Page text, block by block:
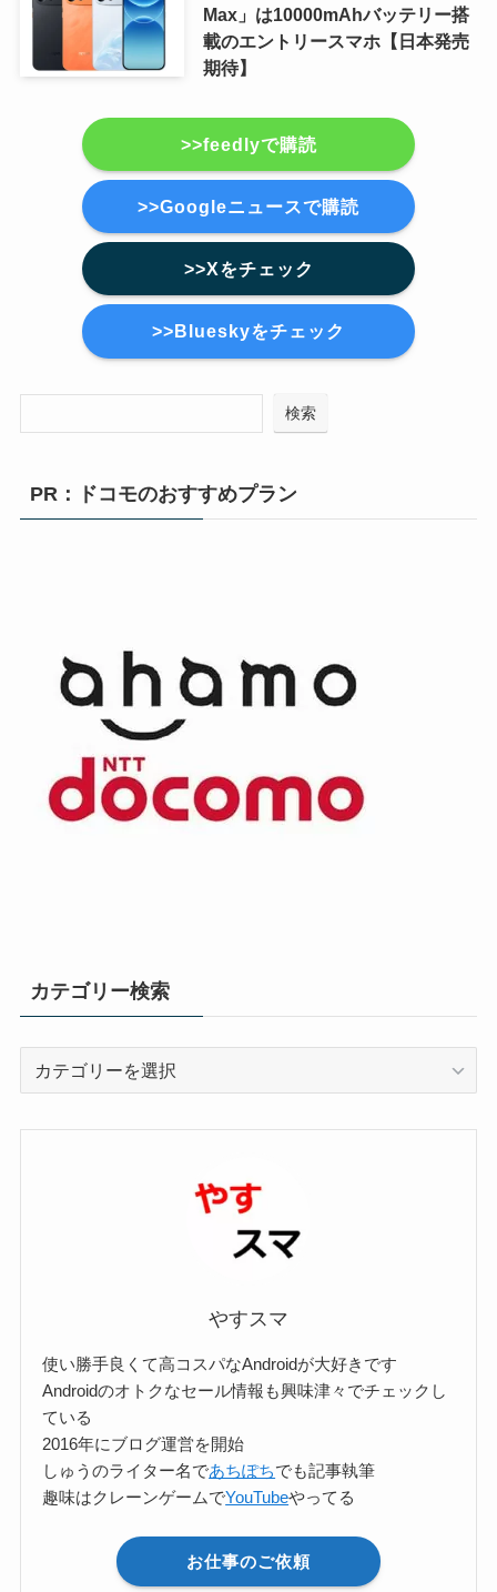
Max」は10000mAhバッテリー搭
載のエントリースマホ【日本発売
期待】
>>feedlyで購読
>>Googleニュースで購読
>>Xをチェック
>>Blueskyをチェック
検索
PR：ドコモのおすすめプラン
カテゴリー検索
やすスマ
使い勝手良くて高コスパなAndroidが大好きです
Androidのオトクなセール情報も興味津々でチェックし
ている
2016年にブログ運営を開始
しゅうのライター名であちぽちでも記事執筆
趣味はクレーンゲームでYouTubeやってる
お仕事のご依頼